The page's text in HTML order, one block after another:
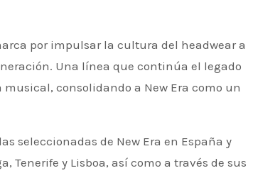
por impulsar la cultura del headwear a
Una línea que continúa el legado
consolidando a New Era como un
seleccionadas de New Era en España y
Tenerife y Lisboa, así como a través de sus